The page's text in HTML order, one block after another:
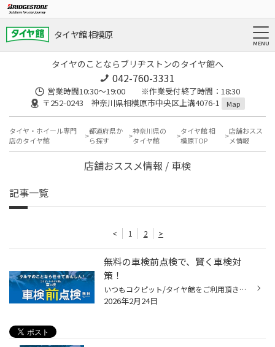
タイヤ館 相模原
タイヤのことならブリヂストンのタイヤ館へ
042-760-3331
営業時間10:30～19:00 ※作業受付終了時間：18:30
〒252-0243 神奈川県相模原市中央区上溝4076-1
Map
タイヤ・ホイール専門
店のタイヤ館
都道府県か
ら探す
神奈川県の
タイヤ館
タイヤ館 相
模原TOP
店舗おスス
メ情報
店舗おススメ情報 / 車検
記事一覧
< 1 2 >
無料の車検前点検で、賢く車検対
策！
いつもコクピット/タイヤ館をご利用頂きありがとうございます。 今回は、コクピット/タイヤ館がオススメする「車検前点検」についてご紹介いたします。 【車検前点検は、出費を集中させない、かしこい車検対策です】 ・車検って何？よく分からなくて不安・・・。 ・できれば車検の出費を抑えたい・...
2026年2月24日